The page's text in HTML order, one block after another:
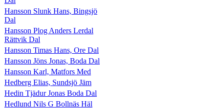
Hansson Slunk Hans, Bingsjö
Dal
Hansson Plog Anders Lerdal
Rättvik Dal
Hansson Timas Hans, Ore Dal
Hansson Jöns Jonas, Boda Dal
Hansson Karl, Matfors Med
Hedberg Elias, Sundsjö Jäm
Hedin Tjädur Jonas Boda Dal
Hedlund Nils G Bollnäs Häl